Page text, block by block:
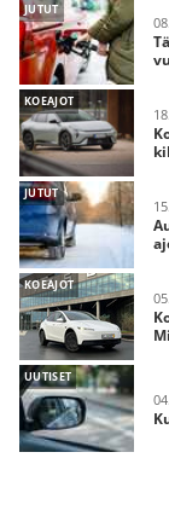
JUTUT
KOEAJOT
JUTUT
KOEAJOT
UUTISET